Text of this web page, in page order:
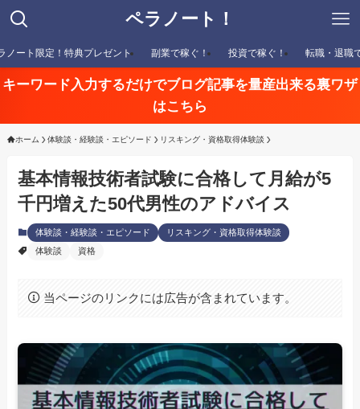
ペラノート！
ノート限定！特典プレゼント 副業で稼ぐ！ 投資で稼ぐ！ 転職・退職
キーワード入力するだけでブログ記事を量産出来る裏ワザ
はこちら
ホーム 体験談・経験談・エピソード リスキング・資格取得体験談
基本情報技術者試験に合格して月給が5
千円増えた50代男性のアドバイス
体験談・経験談・エピソード
リスキング・資格取得体験談
体験談
資格
当ページのリンクには広告が含まれています。